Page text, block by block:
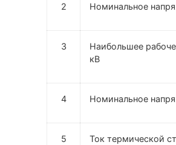
2 Номинальное
3
Наибольшее
кВ
4 Номинальное
5
Ток термической